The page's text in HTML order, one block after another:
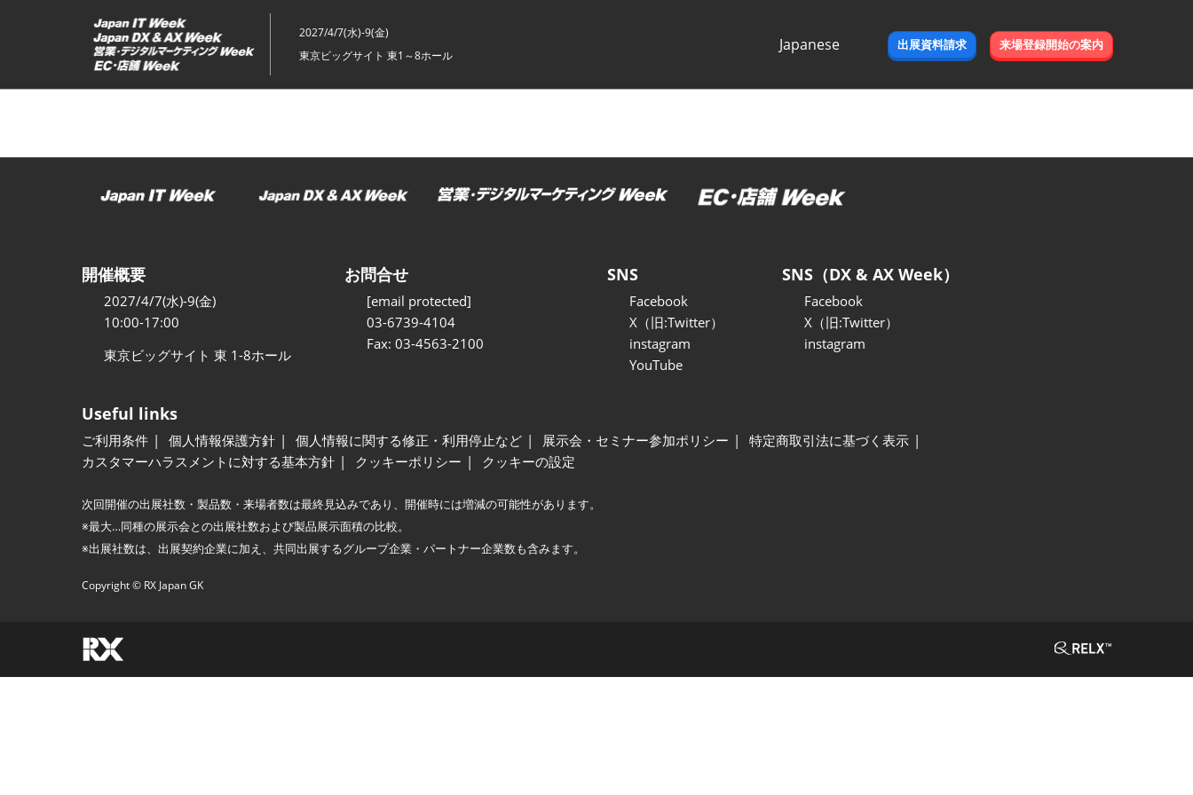
ッ
2027/4/7(水)-9(金)
東京ビッグサイト 東1～8ホール
Japanese
出展資料請求 来場登録開始の案内
開催概要
2027/4/7(水)-9(金)
10:00-17:00
東京ビッグサイト 東 1-8ホール
お問合せ
[email protected]
03-6739-4104
Fax: 03-4563-2100
SNS
Facebook
X（旧:Twitter）
instagram
YouTube
SNS（DX & AX Week）
Facebook
X（旧:Twitter）
instagram
Useful links
ご利用条件 個人情報保護方針 個人情報に関する修正・利用停止など 展示会・セミナー参加ポリシー
特定商取引法に基づく表示
カスタマーハラスメントに対する基本方針
クッキーポリシー クッキーの設定
次回開催の出展社数・製品数・来場者数は最終見込みであり、開催時には増減の可能性があります。
※最大…同種の展示会との出展社数および製品展示面積の比較。
※出展社数は、出展契約企業に加え、共同出展するグループ企業・パートナー企業数も含みます。
Copyright © RX Japan GK